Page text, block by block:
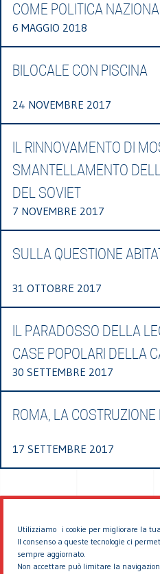
Utilizziamo i cookie per migliorare la
Il consenso a queste tecnologie ci
sempre aggiornato.
Non accettare può limitare la
COME POLITICA
6 MAGGIO 2018
BILOCALE CON PISCINA
24 NOVEMBRE 2017
IL RINNOVAMENTO DI
SMANTELLAMENTO
DEL SOVIET
7 NOVEMBRE 2017
SULLA QUESTIONE
31 OTTOBRE 2017
IL PARADOSSO DELLA
CASE POPOLARI DELLA
30 SETTEMBRE 2017
ROMA, LA
17 SETTEMBRE 2017